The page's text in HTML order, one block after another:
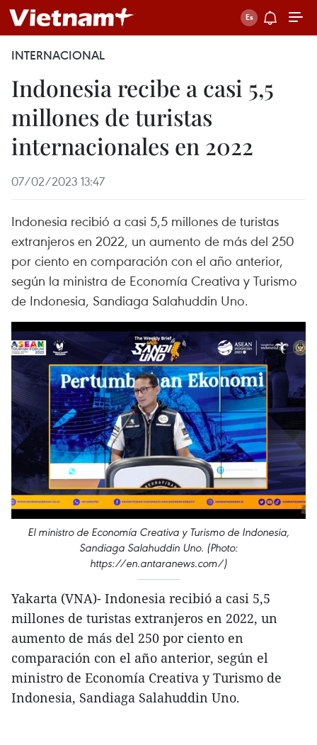
INTERNACIONAL
Indonesia recibe a casi 5,5
millones de turistas
internacionales en 2022
07/02/2023 13:47
Indonesia recibió a casi 5,5 millones de turistas
extranjeros en 2022, un aumento de más del 250
por ciento en comparación con el año anterior,
según la ministra de Economía Creativa y Turismo
de Indonesia, Sandiaga Salahuddin Uno.
El ministro de Economía Creativa y Turismo de Indonesia,
Sandiaga Salahuddin Uno. (Photo:
https://en.antaranews.com/)
Yakarta (VNA)- Indonesia recibió a casi 5,5
millones de turistas extranjeros en 2022, un
aumento de más del 250 por ciento en
comparación con el año anterior, según el
ministro de Economía Creativa y Turismo de
Indonesia, Sandiaga Salahuddin Uno.